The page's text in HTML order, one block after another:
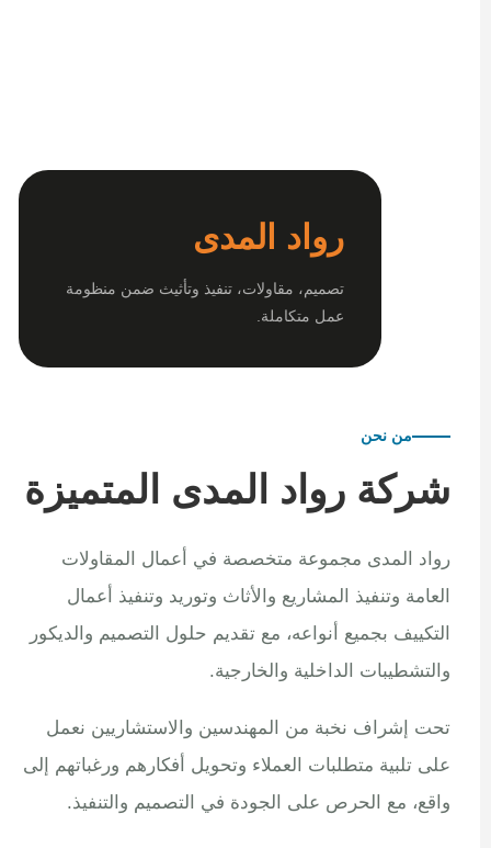
رواد المدى
تصميم، مقاولات، تنفيذ وتأثيث ضمن منظومة
عمل متكاملة.
من نحن
شركة رواد المدى المتميزة
رواد المدى مجموعة متخصصة في أعمال المقاولات
العامة وتنفيذ المشاريع والأثاث وتوريد وتنفيذ أعمال
التكييف بجميع أنواعه، مع تقديم حلول التصميم والديكور
والتشطيبات الداخلية والخارجية.
تحت إشراف نخبة من المهندسين والاستشاريين نعمل
على تلبية متطلبات العملاء وتحويل أفكارهم ورغباتهم إلى
واقع، مع الحرص على الجودة في التصميم والتنفيذ.